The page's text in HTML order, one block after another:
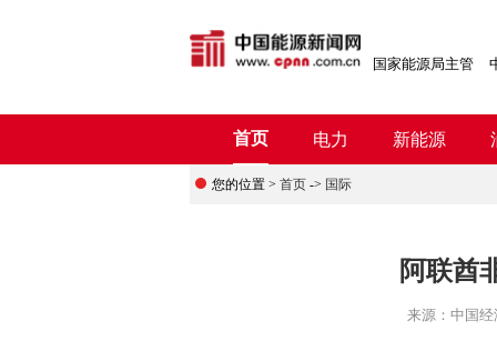
国家能源局主管
首页 电力 新能源
您的位置 > 首页 -> 国际
阿联酋
来源： 中国经